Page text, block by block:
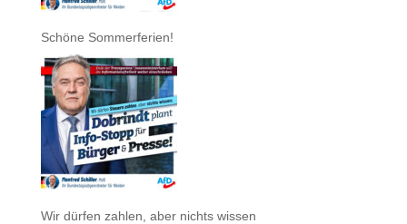
Schöne Sommerferien!
Wir dürfen zahlen, aber nichts wissen